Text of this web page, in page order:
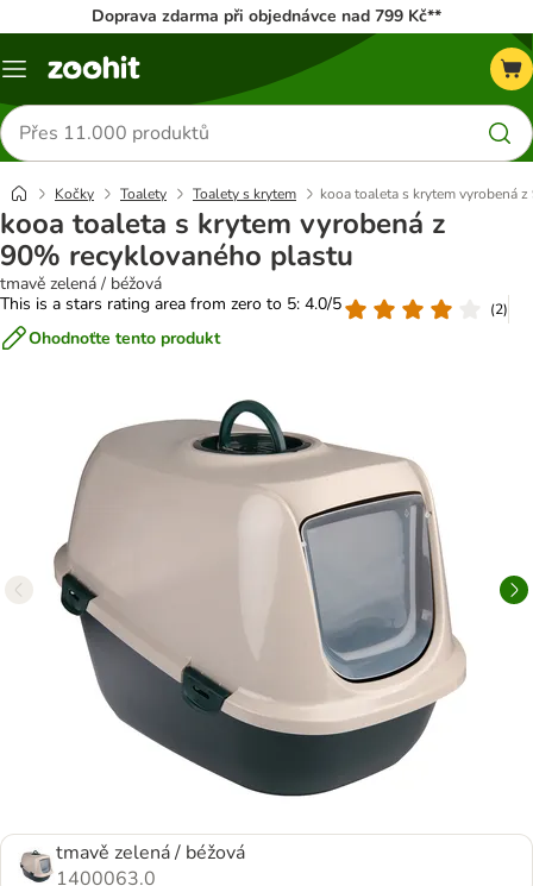
Doprava zdarma při objednávce nad 799 Kč**
Menu
Hledat
produkty
Kočky Toalety Toalety s krytem kooa toaleta s krytem vyrobená
kooa toaleta s krytem vyrobená z
90% recyklovaného plastu
tmavě zelená / béžová
This is a stars rating area from zero to 5: 4.0/5
(2)
Ohodnoťte tento produkt
tmavě zelená / béžová
1400063.0